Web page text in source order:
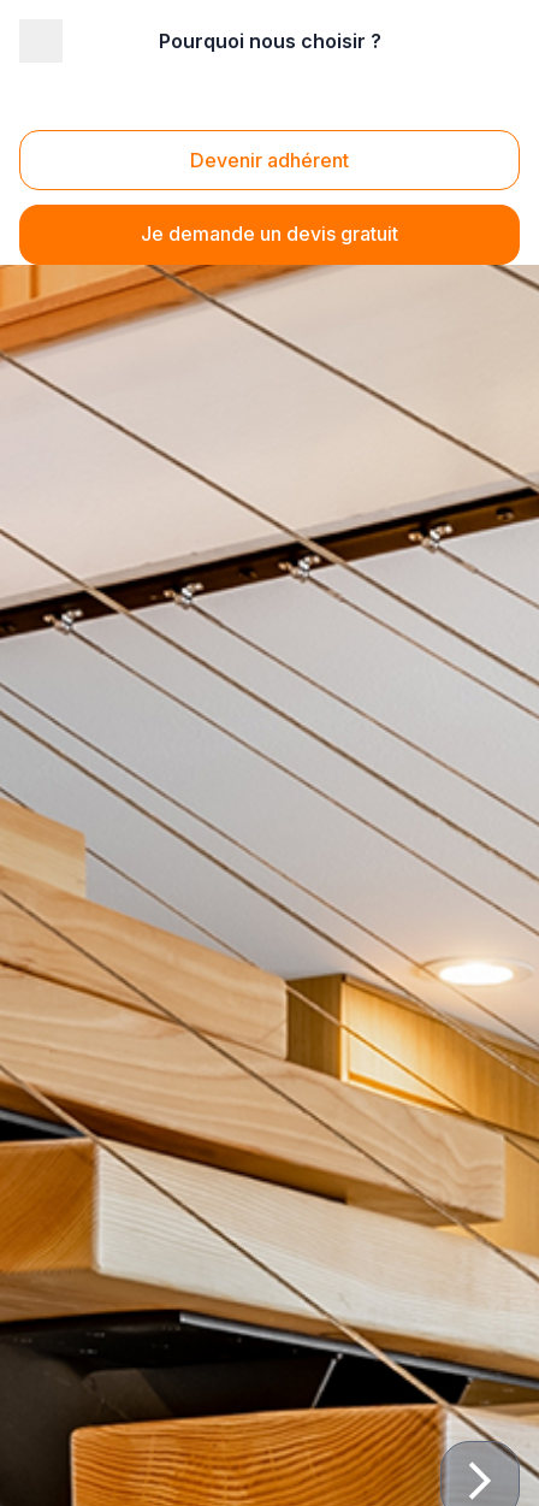
Pourquoi nous choisir ?
Devenir adhérent
Je demande un devis gratuit